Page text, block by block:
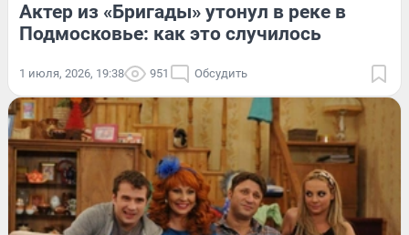
Актер из «Бригады» утонул в реке в
Подмосковье: как это случилось
1 июля, 2026, 19:38 951 Обсудить